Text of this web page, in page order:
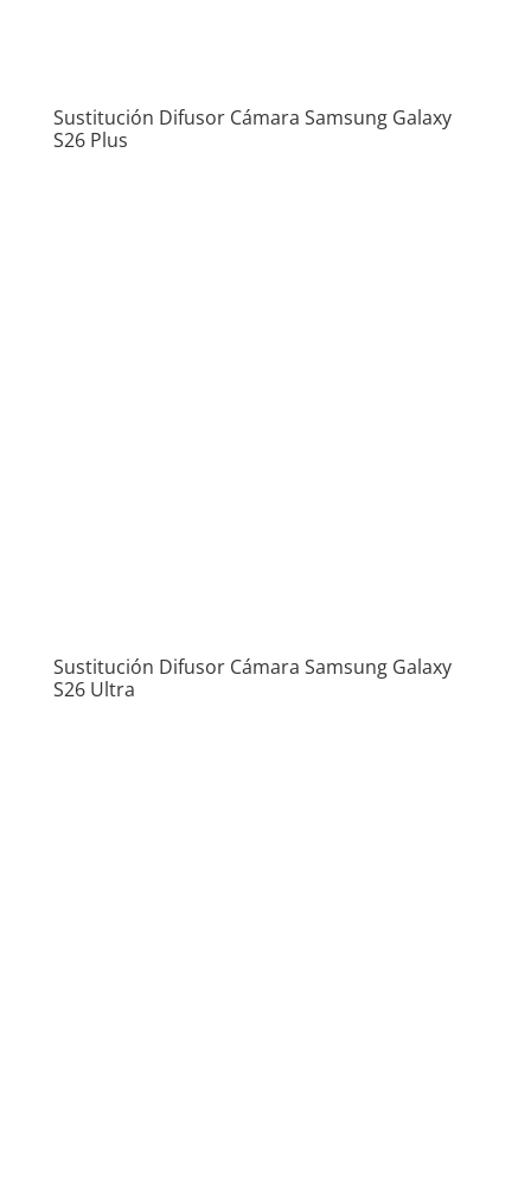
Sustitución Difusor Cámara Samsung Galaxy
S26 Plus
Sustitución Difusor Cámara Samsung Galaxy
S26 Ultra